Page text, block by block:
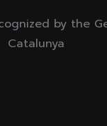
by the
Catalunya